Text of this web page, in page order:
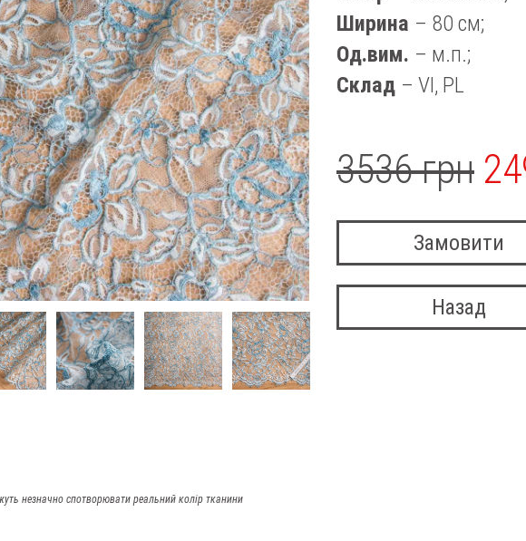
незначно спотворювати реальний колір тканини
Ширина – 80 см;
Од.вим. – м.п.;
Склад – VI, PL
3536 грн
Замовити
Назад